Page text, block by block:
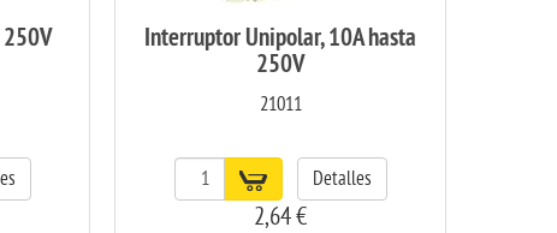
250V
Interruptor Unipolar, 10A hasta
250V
21011
Detalles
2,64 €